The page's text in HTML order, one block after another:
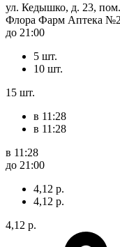
ул. Кедышко, д. 23,
Флора Фарм Аптека
до 21:00
5 шт.
10 шт.
15 шт.
в 11:28
в 11:28
в 11:28
до 21:00
4,12 р.
4,12 р.
4,12 р.